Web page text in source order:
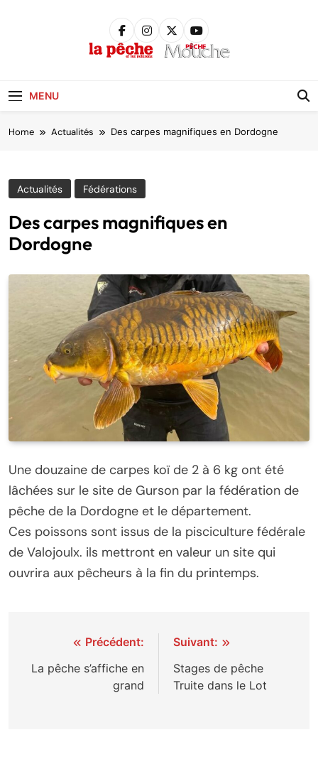
MENU
Home Actualités Des carpes magnifiques en Dordogne
Actualités Fédérations
Des carpes magnifiques en
Dordogne
Une douzaine de carpes koï de 2 à 6 kg ont été
lâchées sur le site de Gurson par la fédération de
pêche de la Dordogne et le département.
Ces poissons sont issus de la pisciculture fédérale
de Valojoulx. ils mettront en valeur un site qui
ouvrira aux pêcheurs à la fin du printemps.
Navigation
de
Précédent:
La pêche s’affiche en
grand
Suivant:
Stages de pêche
Truite dans le Lot